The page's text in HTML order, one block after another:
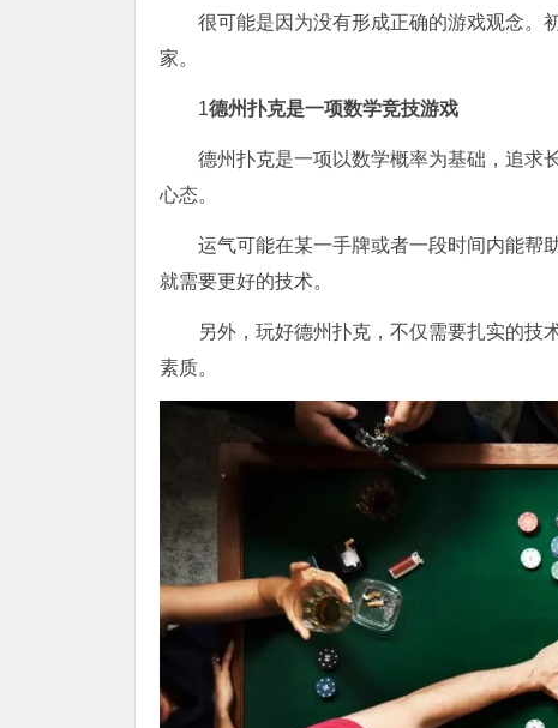
很可能是因为没有形成正确的游戏观念。
家。
1德州扑克是一项数学竞技游戏
德州扑克是一项以数学概率为基础，追求
心态。
运气可能在某一手牌或者一段时间内能帮
就需要更好的技术。
另外，玩好德州扑克，不仅需要扎实的技
素质。